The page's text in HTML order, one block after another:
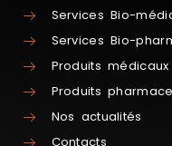
Services Bio-
Services Bio-
Produits médicaux
Produits
Nos actualités
Contacts